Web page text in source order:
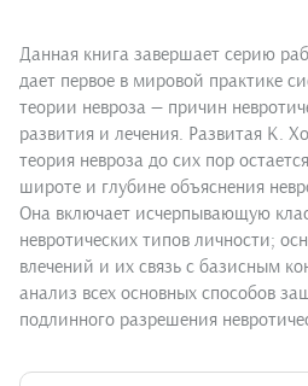
Данная книга завершает серию
дает первое в мировой практике
теории невроза — причин
развития и лечения. Развитая К.
теория невроза до сих пор
широте и глубине объяснения
Она включает исчерпывающую
невротических типов личности;
влечений и их связь с базисным
анализ всех основных способов
подлинного разрешения